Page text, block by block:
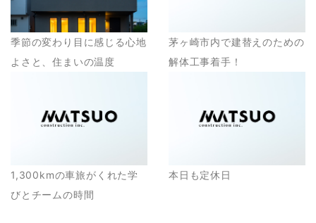
季節の変わり目に感じる心地
よさと、住まいの温度
茅ヶ崎市内で建替えのための
解体工事着手！
1,300kmの車旅がくれた学
びとチームの時間
本日も定休日